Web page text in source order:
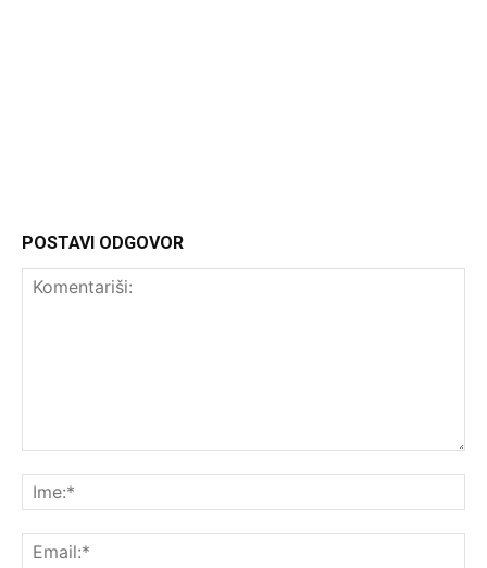
POSTAVI ODGOVOR